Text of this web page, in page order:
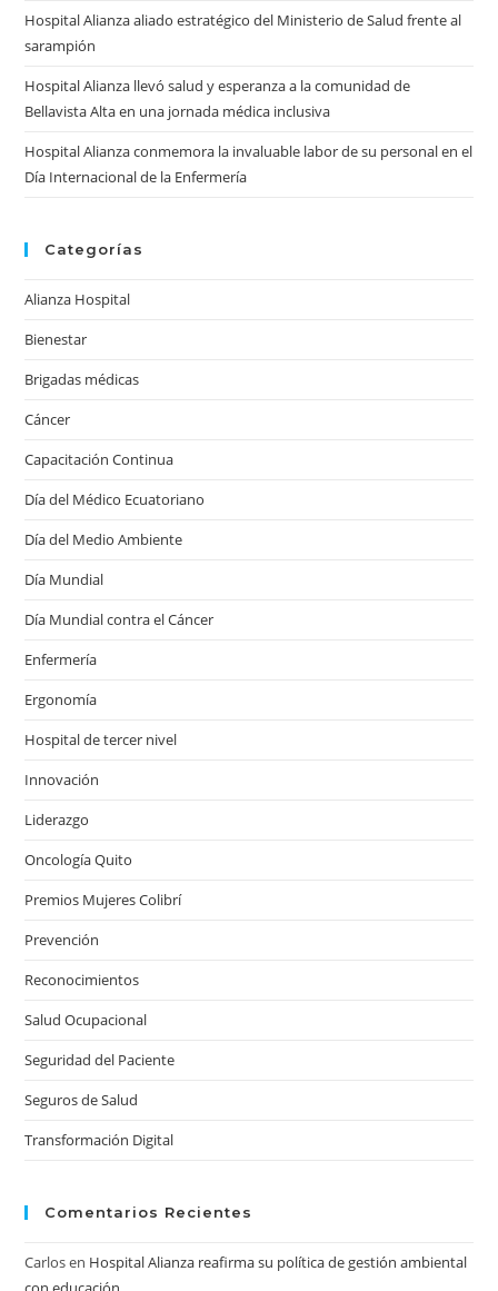
Hospital Alianza aliado estratégico del Ministerio de Salud frente al
sarampión
Hospital Alianza llevó salud y esperanza a la comunidad de
Bellavista Alta en una jornada médica inclusiva
Hospital Alianza conmemora la invaluable labor de su personal en el
Día Internacional de la Enfermería
Categorías
Alianza Hospital
Bienestar
Brigadas médicas
Cáncer
Capacitación Continua
Día del Médico Ecuatoriano
Día del Medio Ambiente
Día Mundial
Día Mundial contra el Cáncer
Enfermería
Ergonomía
Hospital de tercer nivel
Innovación
Liderazgo
Oncología Quito
Premios Mujeres Colibrí
Prevención
Reconocimientos
Salud Ocupacional
Seguridad del Paciente
Seguros de Salud
Transformación Digital
Comentarios Recientes
Carlosen Hospital Alianza reafirma su política de gestión ambiental